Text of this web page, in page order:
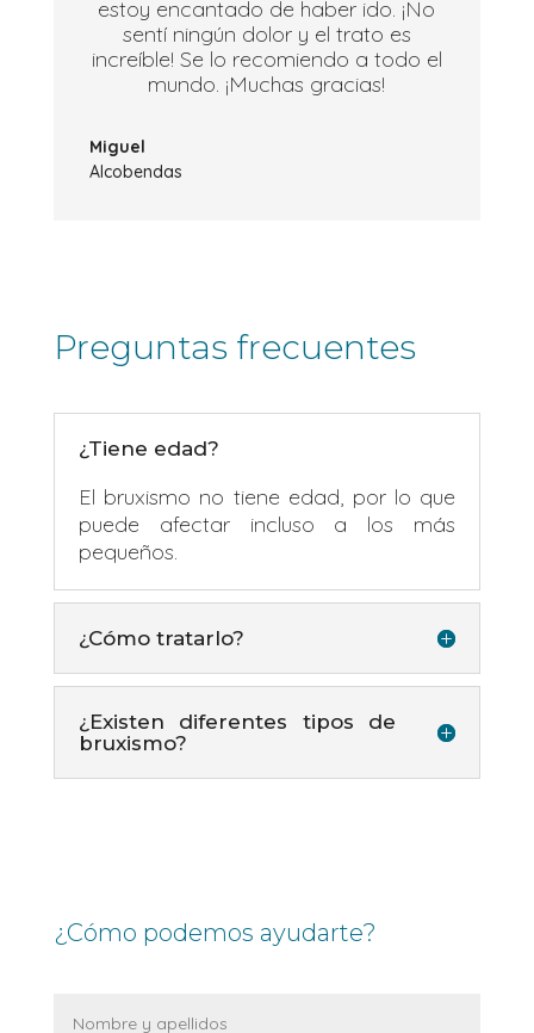
estoy encantado de haber ido. ¡No
sentí ningún dolor y el trato es
increíble! Se lo recomiendo a todo el
mundo. ¡Muchas gracias!
Miguel
Alcobendas
Preguntas frecuentes
¿Tiene edad?
El bruxismo no tiene edad, por lo que
puede afectar incluso a los más
pequeños.
¿Cómo tratarlo?
¿Existen diferentes tipos de
bruxismo?
¿Cómo podemos ayudarte?